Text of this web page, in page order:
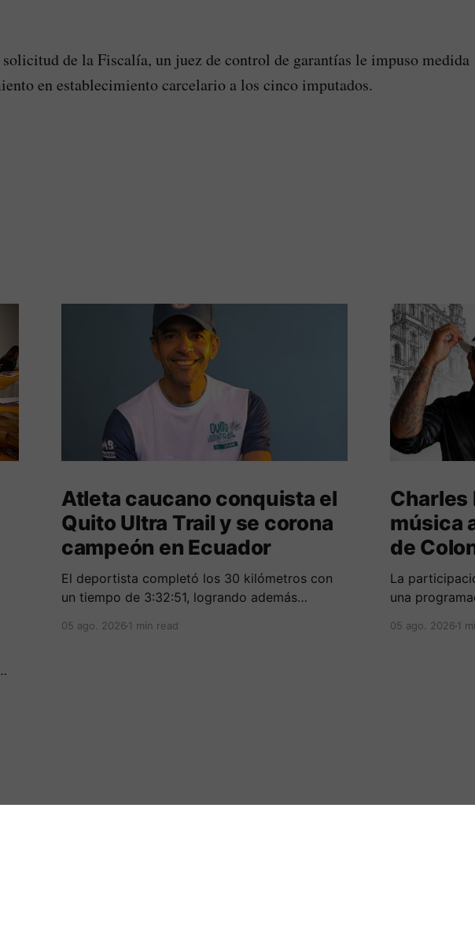
de la Fiscalía, un juez de control de garantías le impuso medida
en establecimiento carcelario a los cinco imputados.
Atleta caucano conquista el
Quito Ultra Trail y se corona
campeón en Ecuador
El deportista completó los 30 kilómetros con
un tiempo de 3:32:51, logrando además
clasificación general.
05 ago. 20261 min read
Charles
música
de
La
una
expresiones
05 ago. 20261